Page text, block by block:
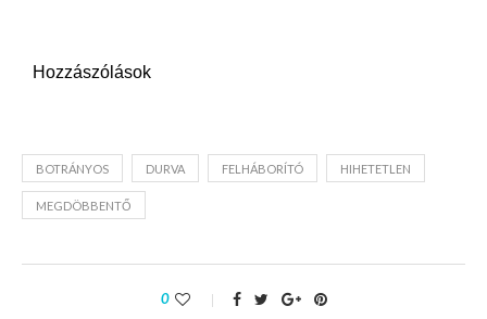
Hozzászólások
BOTRÁNYOS DURVA FELHÁBORÍTÓ HIHETETLEN
MEGDÖBBENTŐ
0